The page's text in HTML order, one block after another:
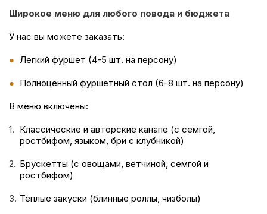
Широкое меню для любого повода и бюджета
У нас вы можете заказать:
Легкий фуршет (4-5 шт. на персону)
Полноценный фуршетный стол (6-8 шт. на персону)
В меню включены:
Классические и авторские канапе (с семгой,
ростбифом, языком, бри с клубникой)
Брускетты (с овощами, ветчиной, семгой и
ростбифом)
Теплые закуски (блинные роллы, чизболы)